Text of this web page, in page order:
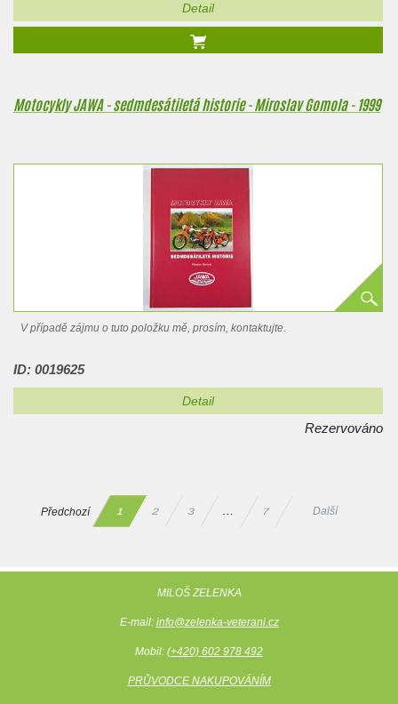
Detail
Motocykly JAWA - sedmdesátiletá historie - Miroslav Gomola - 1999
V případě zájmu o tuto položku mě, prosím, kontaktujte.
ID: 0019625
Detail
Rezervováno
Předchozí 1 2 3 … 7 Další
MILOŠ ZELENKA
E-mail: info@zelenka-veterani.cz
Mobil: (+420) 602 978 492
PRŮVODCE NAKUPOVÁNÍM